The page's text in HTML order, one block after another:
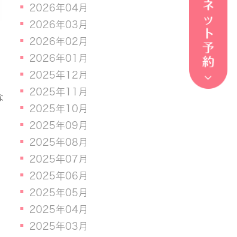
2026年04月
2026年03月
2026年02月
2026年01月
2025年12月
2025年11月
2025年10月
2025年09月
2025年08月
2025年07月
2025年06月
2025年05月
2025年04月
2025年03月